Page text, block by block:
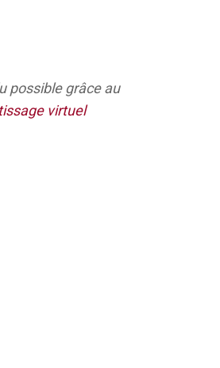
possible grâce au
virtuel